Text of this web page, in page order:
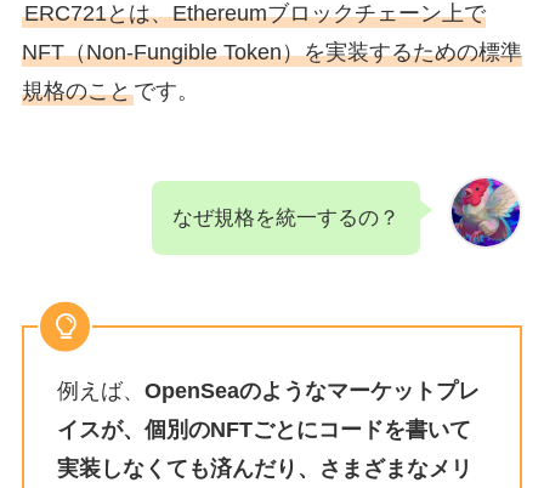
ERC721とは、Ethereumブロックチェーン上で
NFT（Non-Fungible Token）を実装するための標準
規格のことです。
なぜ規格を統一するの？
例えば、 OpenSeaのようなマーケットプレ
イスが、個別のNFTごとにコードを書いて
実装しなくても済んだり、さまざまなメリ